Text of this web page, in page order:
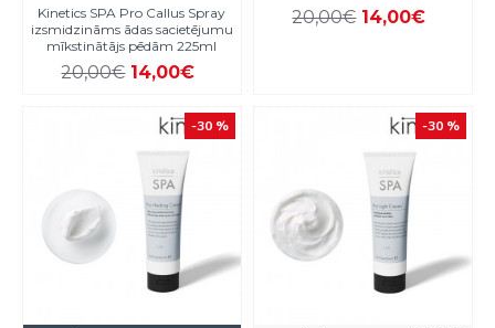
Kinetics SPA Pro Callus Spray
izsmidzināms ādas sacietējumu
mīkstinātājs pēdām 225ml
20,00€ 14,00€
20,00€ 14,00€
-30 % -30 %